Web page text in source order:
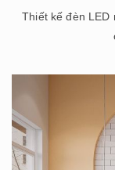
Thiết kế đèn LED